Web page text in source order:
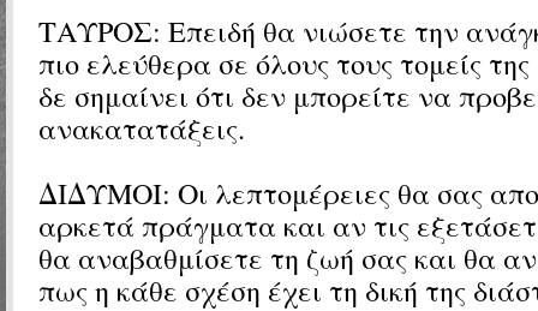
ΤΑΥΡΟΣ: Επειδή θα νιώσετε την
πιο ελεύθερα σε όλους τους τομείς
δε σημαίνει ότι δεν μπορείτε να
ανακατατάξεις.
ΔΙΔΥΜΟΙ: Οι λεπτομέρειες θα σας
αρκετά πράγματα και αν τις
θα αναβαθμίσετε τη ζωή σας και θα
πως η κάθε σχέση έχει τη δική της